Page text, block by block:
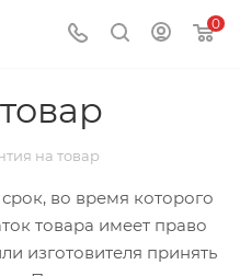
0
на товар
во время которого
товара имеет право
изготовителя принять